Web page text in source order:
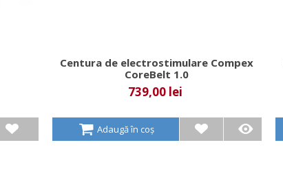
Centura de electrostimulare Compex
CoreBelt 1.0
739,00 lei
Adaugă în coș